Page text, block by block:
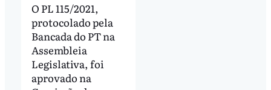
O PL 115/2021,
protocolado pela
Bancada do PT na
Assembleia
Legislativa, foi
aprovado na